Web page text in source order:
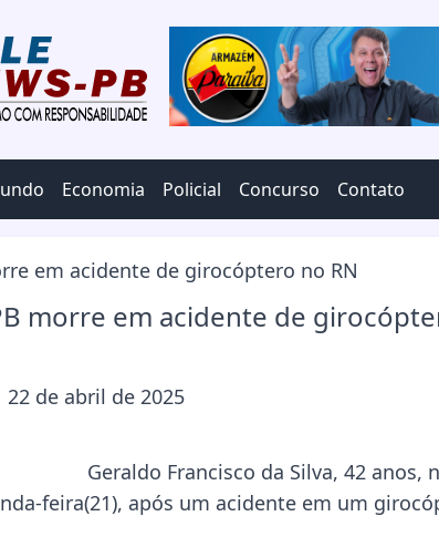
Economia Policial Concurso Contato
morre em acidente de
22 de abril de 2025
Geraldo Francisco da Silva, 42 anos,
feira(21), após um acidente em um